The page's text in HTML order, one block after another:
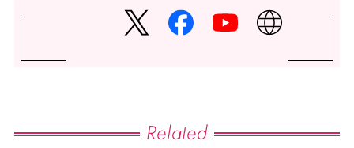
Related